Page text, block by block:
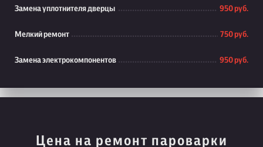
Замена уплотнителя дверцы 950 руб.
Мелкий ремонт 750 руб.
Замена электрокомпонентов 950 руб.
Цена на ремонт пароварки